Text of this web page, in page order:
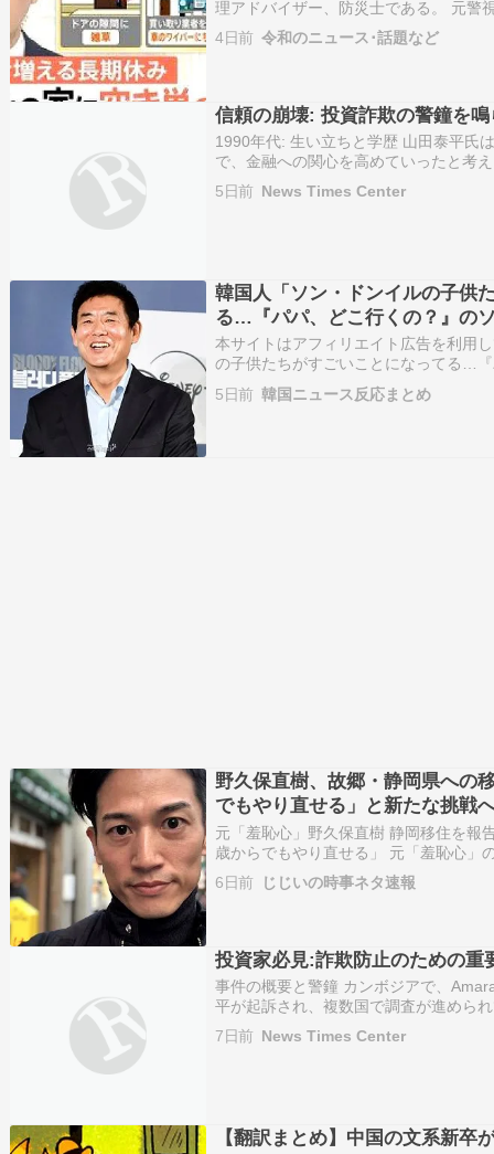
理アドバイザー、防災士である。 元警
業後、警視庁警察学校に入校。警視庁
などのセキュリティ・コンサルタント
4日前 令和のニュース･話題など
信頼の崩壊: 投資詐欺の警鐘を鳴
1990年代: 生い立ちと学歴 山田泰平氏
で、金融への関心を高めていったと考
育ち、その家庭環境や教育方針が彼の
可能性があります。特に、経済や投資
5日前 News Times Center
韓国人「ソン・ドンイルの子供
る…『パパ、どこ行くの？』の
驚きの成長！」
本サイトはアフィリエイト広告を利用
の子供たちがすごいことになってる…
ュンとソン・ビンが驚きの成長！」
くの？』で大きな人気を集めた俳優ソ
5日前 韓国ニュース反応まとめ
野久保直樹、故郷・静岡県への
でもやり直せる」と新たな挑戦
元「羞恥心」野久保直樹 静岡移住を報
歳からでもやり直せる」 元「羞恥心」
（45）が1日、自身のインスタグラム
を報告した。 「20年以上過ごした… （
6日前 じじいの時事ネタ速報
投資家必見:詐欺防止のための重
事件の概要と警鐘 カンボジアで、
平が起訴され、複数国で調査が進めら
す。この事件は投資家にとって大きな
な影響を及ぼすかを慎重に見極める必
7日前 News Times Center
【翻訳まとめ】中国の文系新卒